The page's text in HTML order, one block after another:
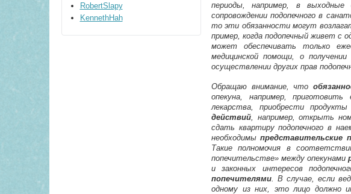
периоды, например, в
сопровождении подопечного в
то эти обязанности могут
пример, когда подопечный живет с
может обеспечивать только
медицинской помощи, о
осуществлении других прав
Обращаю внимание, что
опекуна, например, приготовить
лекарства, приобрести
действий, например, открыть
сдать квартиру подопечного в
необходимыпредставительские
Такие полномочия в
попечительстве» между опекунами
и законных интересов
попечителями. В случае, если
одному из них, это лицо должно
RobertSlapy
KennethHah